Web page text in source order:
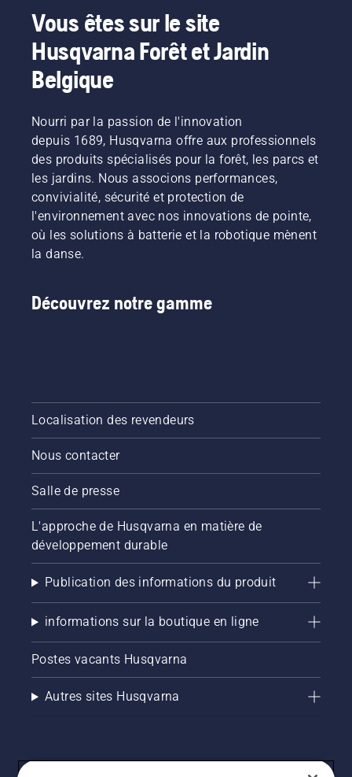
Vous êtes sur le site
Husqvarna Forêt et Jardin
Belgique
Nourri par la passion de l'innovation
depuis 1689, Husqvarna offre aux professionnels
des produits spécialisés pour la forêt, les parcs et
les jardins. Nous associons performances,
convivialité, sécurité et protection de
l'environnement avec nos innovations de pointe,
où les solutions à batterie et la robotique mènent
la danse.
Découvrez notre gamme
Localisation des revendeurs
Nous contacter
Salle de presse
L'approche de Husqvarna en matière de
développement durable
Publication des informations du produit
informations sur la boutique en ligne
Postes vacants Husqvarna
Autres sites Husqvarna